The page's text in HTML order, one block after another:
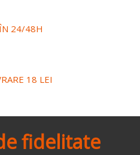
24/48H
18 LEI
fidelitate